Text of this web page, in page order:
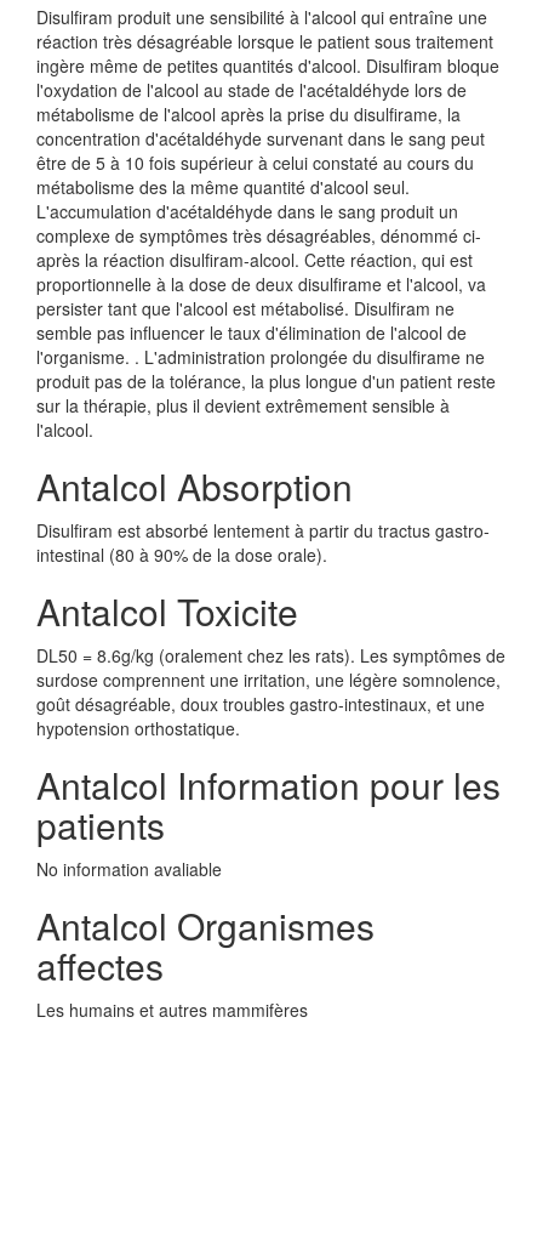
Disulfiram produit une sensibilité à l'alcool qui entraîne une
réaction très désagréable lorsque le patient sous traitement
ingère même de petites quantités d'alcool. Disulfiram bloque
l'oxydation de l'alcool au stade de l'acétaldéhyde lors de
métabolisme de l'alcool après la prise du disulfirame, la
concentration d'acétaldéhyde survenant dans le sang peut
être de 5 à 10 fois supérieur à celui constaté au cours du
métabolisme des la même quantité d'alcool seul.
L'accumulation d'acétaldéhyde dans le sang produit un
complexe de symptômes très désagréables, dénommé ci-
après la réaction disulfiram-alcool. Cette réaction, qui est
proportionnelle à la dose de deux disulfirame et l'alcool, va
persister tant que l'alcool est métabolisé. Disulfiram ne
semble pas influencer le taux d'élimination de l'alcool de
l'organisme. . L'administration prolongée du disulfirame ne
produit pas de la tolérance, la plus longue d'un patient reste
sur la thérapie, plus il devient extrêmement sensible à
l'alcool.
Antalcol Absorption
Disulfiram est absorbé lentement à partir du tractus gastro-
intestinal (80 à 90% de la dose orale).
Antalcol Toxicite
DL50 = 8.6g/kg (oralement chez les rats). Les symptômes de
surdose comprennent une irritation, une légère somnolence,
goût désagréable, doux troubles gastro-intestinaux, et une
hypotension orthostatique.
Antalcol Information pour les
patients
No information avaliable
Antalcol Organismes
affectes
Les humains et autres mammifères